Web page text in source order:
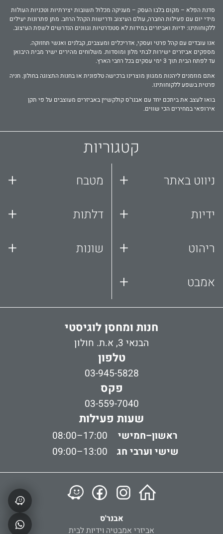
סדנת הפלא – מקום בלבו העסק – מעניקה מכלול תשובות יצירתיות וטכניות העולות
מידי יום עם פעילות החברה, עולם העיצוב ודרישות הקהל הרחב. מתן פתרונות יעילים
ללקוחותינו: ידיות ואביזרים במידות לא סטנדרטיות וגוונים הנדרשים לשפת העיצוב.
אנו עובדים עם קהל פרטי ועסקי, אדריכלים ומעצבים, קבלנים ואנשי תחזוקה.
מספקים אביזרים ישירות לבתי מלון ומוסדות. משלוחים מהירים ישיר מבית היבואן
עד לפתח הבית תוך 3 ימי עסקים בכל רחבי הארץ.
אתם מוזמנים ליהנות ממגוון מוצרינו ברכישה טלפונית או בחנות התצוגה בחולון. חניה
פרטית בשפע ללקוחותינו.
בואו לעצב את ביתכם יחד עם אבנר‘ס קולקשיין באביזרים מעוצבים על פי תקן
אירופאי במחירים הכי שווים.
קטגוריות
ניווט באתר +
ידיות +
ריהוט +
אמבט +
מטבח +
דלתות +
שונות +
חנות ומחסן לוגיסטי
הבנאי 3, א.ת. חולון
טלפון
03-945-5828
פקס
03-559-7040
שעות פעילות
ראשון–חמישי
08:00–17:00
שישי וערבי חג
09:00–13:00
אבנר'ס
אביזרי אמבטיה וידיות לבית